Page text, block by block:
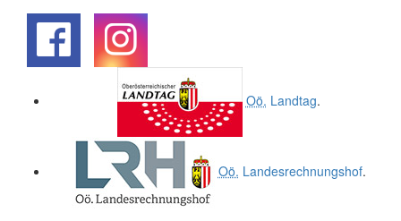
Oö. Landtag.
Oö. Landesrechnungshof.